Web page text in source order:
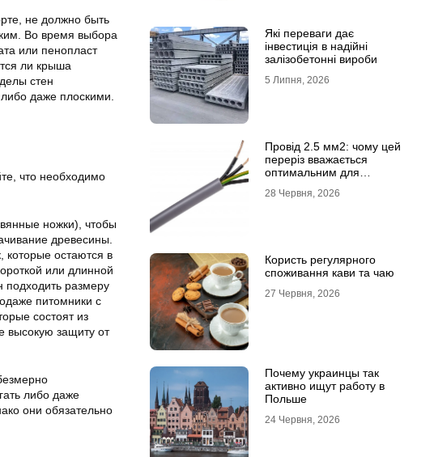
не должно быть
Во время выбора
или пенопласт
ли крыша
стен
даже плоскими.
что необходимо
ножки), чтобы
древесины.
остаются в
или длинной
подходить размеру
питомники с
состоят из
высокую защиту от
либо даже
они обязательно
Які переваги дає
інвестиція в надійні
залізобетонні вироби
5 Липня, 2026
Провід 2.5 мм2: чому цей
переріз вважається
оптимальним для
28 Червня, 2026
Користь регулярного
споживання кави та чаю
27 Червня, 2026
Почему украинцы так
активно ищут работу в
Польше
24 Червня, 2026